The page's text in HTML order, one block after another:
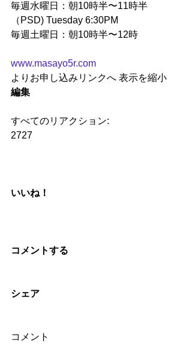
毎週水曜日：朝10時半〜11時半
（PSD) Tuesday 6:30PM
毎週土曜日：朝10時半〜12時
www.masayo5r.com
よりお申し込みリンクへ 表示を縮小
編集
すべてのリアクション:
2727
いいね！
コメントする
シェア
コメント